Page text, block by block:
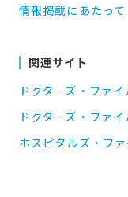
情報掲載にあたって
関連サイト
ドクターズ・ファイ
ドクターズ・ファ
ホスピタルズ・フ